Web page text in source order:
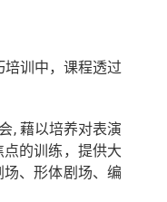
训中，课程透过
, 藉以培养对表演
的训练，提供大
、形体剧场、编